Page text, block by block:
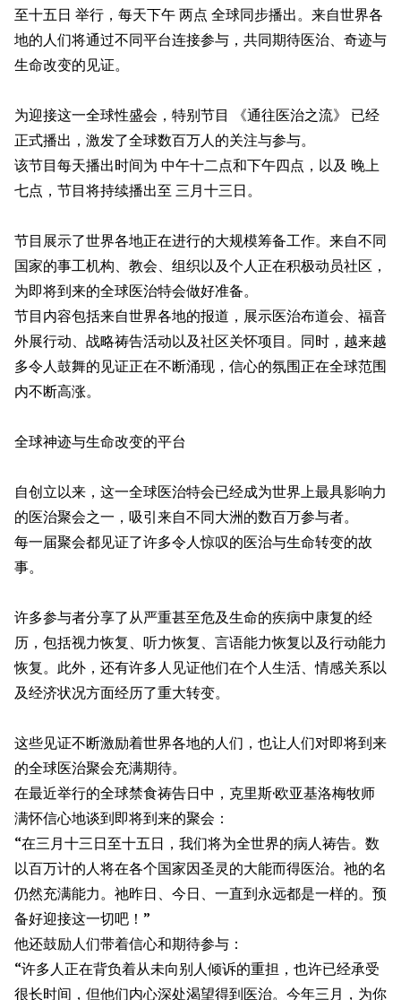
至十五日 举行，每天下午 两点 全球同步播出。来自世界各
地的人们将通过不同平台连接参与，共同期待医治、奇迹与
生命改变的见证。
为迎接这一全球性盛会，特别节目 《通往医治之流》 已经
正式播出，激发了全球数百万人的关注与参与。
该节目每天播出时间为 中午十二点和下午四点，以及 晚上
七点，节目将持续播出至 三月十三日。
节目展示了世界各地正在进行的大规模筹备工作。来自不同
国家的事工机构、教会、组织以及个人正在积极动员社区，
为即将到来的全球医治特会做好准备。
节目内容包括来自世界各地的报道，展示医治布道会、福音
外展行动、战略祷告活动以及社区关怀项目。同时，越来越
多令人鼓舞的见证正在不断涌现，信心的氛围正在全球范围
内不断高涨。
全球神迹与生命改变的平台
自创立以来，这一全球医治特会已经成为世界上最具影响力
的医治聚会之一，吸引来自不同大洲的数百万参与者。
每一届聚会都见证了许多令人惊叹的医治与生命转变的故
事。
许多参与者分享了从严重甚至危及生命的疾病中康复的经
历，包括视力恢复、听力恢复、言语能力恢复以及行动能力
恢复。此外，还有许多人见证他们在个人生活、情感关系以
及经济状况方面经历了重大转变。
这些见证不断激励着世界各地的人们，也让人们对即将到来
的全球医治聚会充满期待。
在最近举行的全球禁食祷告日中，克里斯·欧亚基洛梅牧师
满怀信心地谈到即将到来的聚会：
“在三月十三日至十五日，我们将为全世界的病人祷告。数
以百万计的人将在各个国家因圣灵的大能而得医治。祂的名
仍然充满能力。祂昨日、今日、一直到永远都是一样的。预
备好迎接这一切吧！”
他还鼓励人们带着信心和期待参与：
“许多人正在背负着从未向别人倾诉的重担，也许已经承受
很长时间，但他们内心深处渴望得到医治。今年三月，为你